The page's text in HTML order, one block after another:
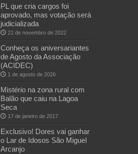
PL que cria cargos foi
aprovado, mas votação será
judicializada
21 de novembro de 2022
Conheça os aniversariantes
de Agosto da Associação
(ACIDEC)
1 de agosto de 2026
Mistério na zona rural com
Balão que caiu na Lagoa
Seca
17 de janeiro de 2017
Exclusivo! Dores vai ganhar
o Lar de Idosos São Miguel
Arcanjo